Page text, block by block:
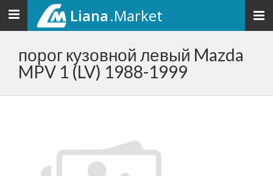
Toggle
navigation
Liana.Market
порог кузовной левый Mazda
MPV 1 (LV) 1988-1999